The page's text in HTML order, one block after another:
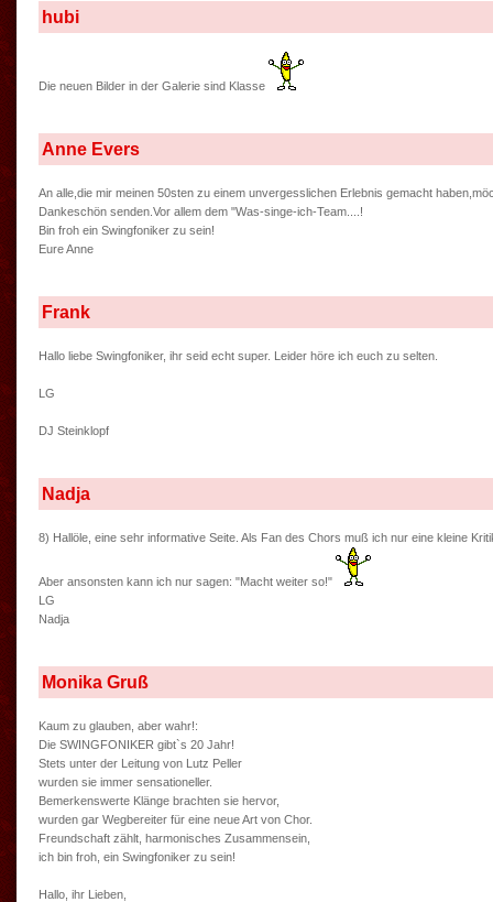
hubi
Die neuen Bilder in der Galerie sind Klasse
Anne Evers
An alle,die mir meinen 50sten zu einem unvergesslichen Erlebnis gemacht
Dankeschön senden.Vor allem dem "Was-singe-ich-Team....!
Bin froh ein Swingfoniker zu sein!
Eure Anne
Frank
Hallo liebe Swingfoniker, ihr seid echt super. Leider höre ich euch zu selten.
LG
DJ Steinklopf
Nadja
8) Hallöle, eine sehr informative Seite. Als Fan des Chors muß ich nur eine kleine
Aber ansonsten kann ich nur sagen: "Macht weiter so!"
LG
Nadja
Monika Gruß
Kaum zu glauben, aber wahr!:
Die SWINGFONIKER gibt`s 20 Jahr!
Stets unter der Leitung von Lutz Peller
wurden sie immer sensationeller.
Bemerkenswerte Klänge brachten sie hervor,
wurden gar Wegbereiter für eine neue Art von Chor.
Freundschaft zählt, harmonisches Zusammensein,
ich bin froh, ein Swingfoniker zu sein!
Hallo, ihr Lieben,